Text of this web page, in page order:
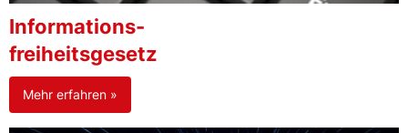
Informations-
freiheitsgesetz
Mehr erfahren »